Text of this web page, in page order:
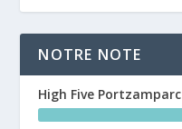
NOTRE NOTE
High Five